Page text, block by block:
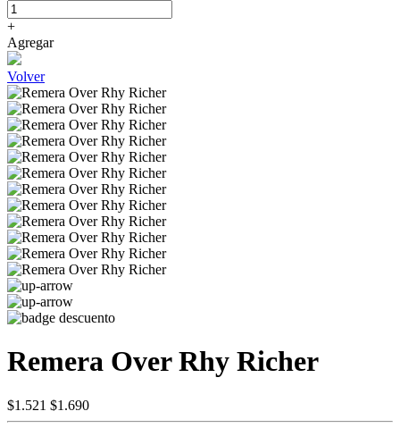
+
Agregar
Volver
Remera Over Rhy Richer
$1.521 $1.690